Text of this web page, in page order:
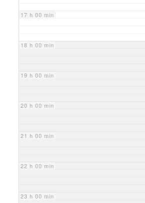
17 h 00 min
18 h 00 min
19 h 00 min
20 h 00 min
21 h 00 min
22 h 00 min
23 h 00 min